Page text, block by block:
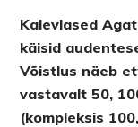
Kalevlased
käisid
Võistlus näeb
vastavalt 50,
(kompleksis